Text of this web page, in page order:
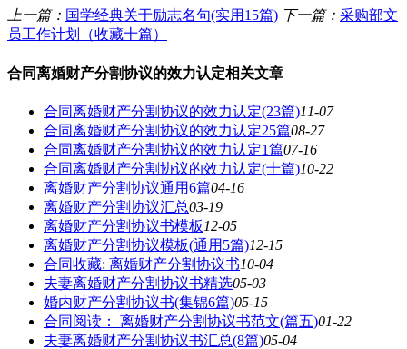
议
上一篇： 国学经典关于励志名句(实用15篇) 下一篇： 采购部文
员工作计划（收藏十篇）
合同离婚财产分割协议的效力认定相关文章
合同离婚财产分割协议的效力认定(23篇)11-07
合同离婚财产分割协议的效力认定25篇08-27
合同离婚财产分割协议的效力认定1篇07-16
合同离婚财产分割协议的效力认定(十篇)10-22
离婚财产分割协议通用6篇04-16
离婚财产分割协议汇总03-19
离婚财产分割协议书模板 12-05
离婚财产分割协议模板(通用5篇)12-15
合同收藏: 离婚财产分割协议书10-04
夫妻离婚财产分割协议书精选05-03
婚内财产分割协议书(集锦6篇)05-15
合同阅读： 离婚财产分割协议书范文(篇五)01-22
夫妻离婚财产分割协议书汇总(8篇)05-04